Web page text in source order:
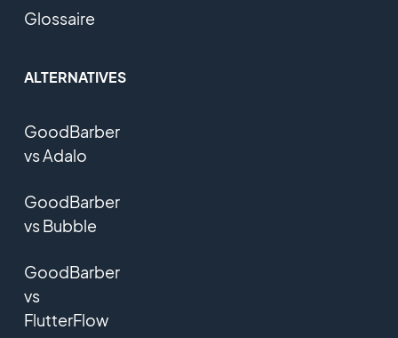
Glossaire
ALTERNATIVES
GoodBarber
vs Adalo
GoodBarber
vs Bubble
GoodBarber
vs
FlutterFlow